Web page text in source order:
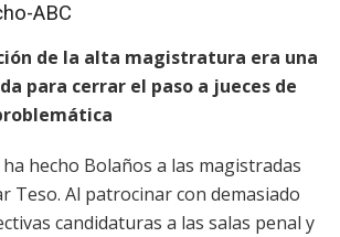
ABC
de la alta magistratura era una
para cerrar el paso a jueces de
hecho Bolaños a las magistradas
Teso. Al patrocinar con demasiado
candidaturas a las salas penal y